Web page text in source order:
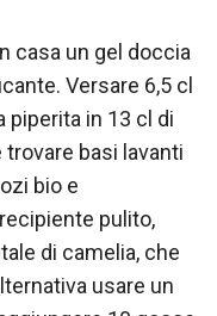
casa un gel doccia
Versare 6,5 cl
piperita in 13 cl di
basi lavanti
bio e
pulito,
di camelia, che
usare un